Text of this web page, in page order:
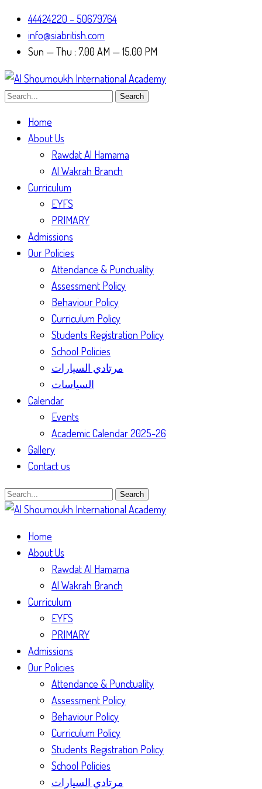
44424220 – 50679764
info@siabritish.com
Sun — Thu : 7.00 AM — 15.00 PM
Search
Home
About Us
Rawdat Al Hamama
Al Wakrah Branch
Curriculum
EYFS
PRIMARY
Admissions
Our Policies
Attendance & Punctuality
Assessment Policy
Behaviour Policy
Curriculum Policy
Students Registration Policy
School Policies
مرتادي السيارات
السياسات
Calendar
Events
Academic Calendar 2025-26
Gallery
Contact us
Search
Home
About Us
Rawdat Al Hamama
Al Wakrah Branch
Curriculum
EYFS
PRIMARY
Admissions
Our Policies
Attendance & Punctuality
Assessment Policy
Behaviour Policy
Curriculum Policy
Students Registration Policy
School Policies
مرتادي السيارات